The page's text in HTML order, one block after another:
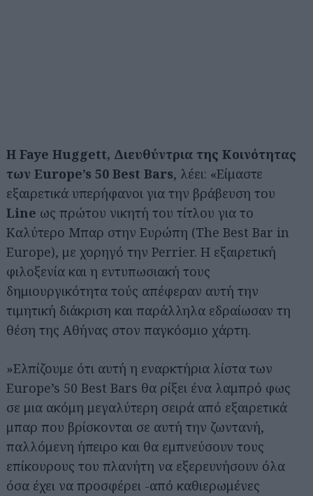
Η Faye Huggett, Διευθύντρια της Κοινότητας
των Europe’s 50 Best Bars, λέει: «Είμαστε
εξαιρετικά υπερήφανοι για την βράβευση του
Line ως πρώτου νικητή του τίτλου για το
Καλύτερο Μπαρ στην Ευρώπη (The Best Bar in
Europe), με χορηγό την Perrier. Η εξαιρετική
φιλοξενία και η εντυπωσιακή τους
δημιουργικότητα τούς απέφεραν αυτή την
τιμητική διάκριση και παράλληλα εδραίωσαν τη
θέση της Αθήνας στον παγκόσμιο χάρτη.
»Ελπίζουμε ότι αυτή η εναρκτήρια λίστα των
Europe’s 50 Best Bars θα ρίξει ένα λαμπρό φως
σε μια ακόμη μεγαλύτερη σειρά από εξαιρετικά
μπαρ που βρίσκονται σε αυτή την ζωντανή,
παλλόμενη ήπειρο και θα εμπνεύσουν τους
επίκουρους του πλανήτη να εξερευνήσουν όλα
όσα έχει να προσφέρει -από καθιερωμένες